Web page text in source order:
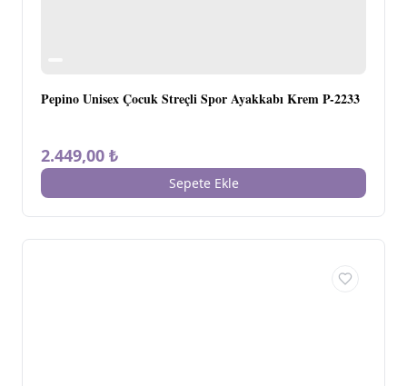
Pepino Unisex Çocuk Streçli Spor Ayakkabı Krem P-2233
2.449,00 ₺
Sepete Ekle